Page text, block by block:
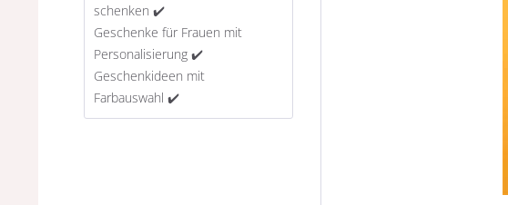
schenken ✔️
Geschenke für Frauen mit
Personalisierung ✔️
Geschenkideen mit
Farbauswahl ✔️